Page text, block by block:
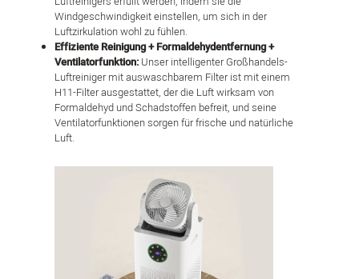
Windgeschwindigkeit einstellen, um sich in der
Luftzirkulation wohl zu fühlen.
Effiziente Reinigung + Formaldehydentfernung +
Ventilatorfunktion:Unser intelligenter Großhandels-
Luftreiniger mit auswaschbarem Filter ist mit einem
H11-Filter ausgestattet, der die Luft wirksam von
Formaldehyd und Schadstoffen befreit, und seine
Ventilatorfunktionen sorgen für frische und natürliche
Luft.